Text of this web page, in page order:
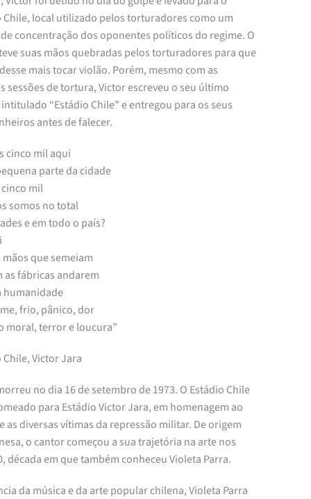
Chile, local utilizado pelos torturadores como um
concentração dos oponentes políticos do regime. O
suas mãos quebradas pelos torturadores para que
mais tocar violão. Porém, mesmo com as
sessões de tortura, Victor escreveu o seu último
“Estádio Chile” e entregou para os seus
antes de falecer.
cinco mil aqui
parte da cidade
mil
somos no total
e em todo o país?
mãos que semeiam
as fábricas andarem
humanidade
frio, pânico, dor
moral, terror e loucura”
Chile, Victor Jara
no dia 16 de setembro de 1973. O Estádio Chile
para Estádio Victor Jara, em homenagem ao
as diversas vítimas da repressão militar. De origem
o cantor começou a sua trajetória na arte nos
década em que também conheceu Violeta Parra.
da música e da arte popular chilena, Violeta Parra